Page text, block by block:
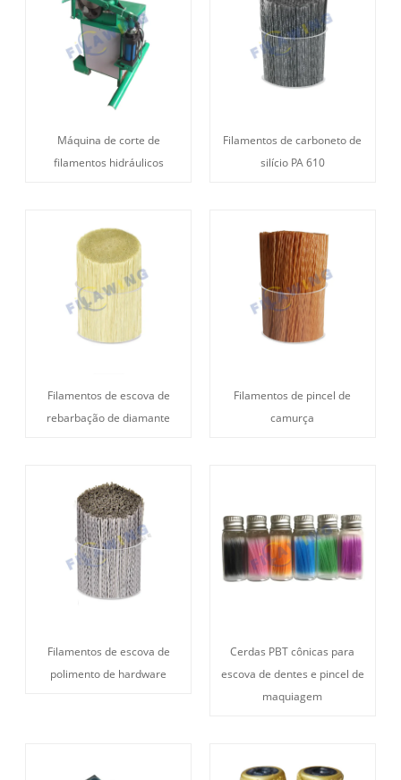
Máquina de corte de
filamentos hidráulicos
Filamentos de carboneto de
silício PA 610
Filamentos de escova de
rebarbação de diamante
Filamentos de pincel de
camurça
Filamentos de escova de
polimento de hardware
Cerdas PBT cônicas para
escova de dentes e pincel de
maquiagem